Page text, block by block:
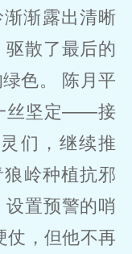
渐露出清晰
散了最后的
色。 陈月平
丝坚定——接
们，继续推
岭种植抗邪
置预警的哨
仗，但他不再